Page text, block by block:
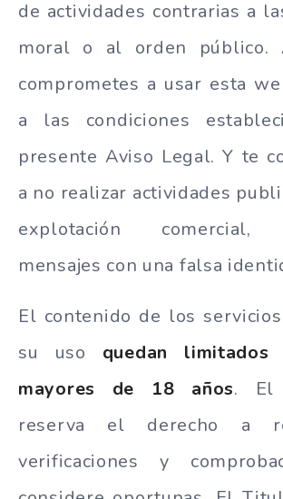
de actividades contrarias a
moral o al orden público.
comprometes a usar esta
a las condiciones
presente Aviso Legal. Y te
a no realizar actividades
explotación comercial,
mensajes con una falsa
El contenido de los
su uso quedan limitados
mayores de 18 años. El
reserva el derecho a
verificaciones y